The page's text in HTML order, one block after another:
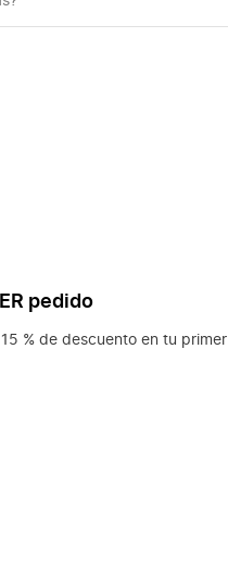
pedido
% de descuento en tu primer